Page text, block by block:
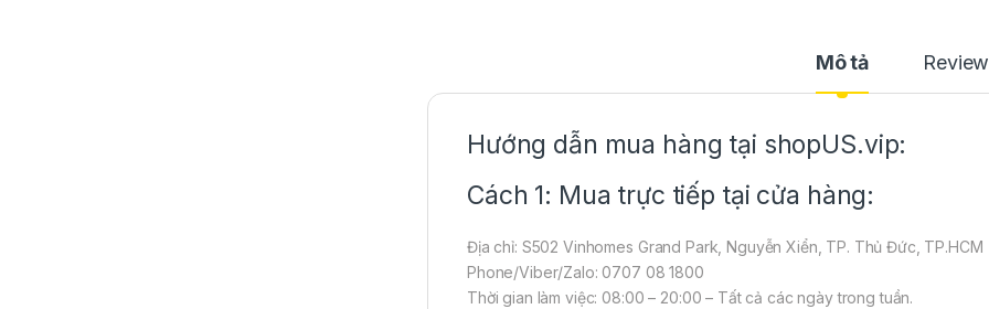
Mô tả
Hướng dẫn mua hàng tại shopUS.vip:
Cách 1: Mua trực tiếp tại cửa hàng:
Địa chỉ: S502 Vinhomes Grand Park, Nguyễn Xiển, TP. Thủ Đức, TP.HCM
Phone/Viber/Zalo: 0707 08 1800
Thời gian làm việc: 08:00 – 20:00 – Tất cả các ngày trong tuần.